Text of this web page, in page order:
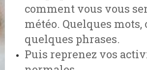
comment vous vous
météo. Quelques mots,
quelques phrases.
Puis reprenez vos